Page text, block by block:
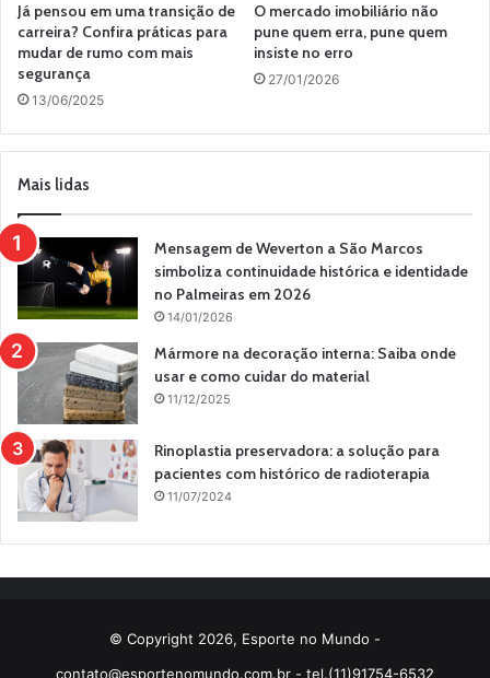
Já pensou em uma transição de
carreira? Confira práticas para
mudar de rumo com mais
segurança
13/06/2025
O mercado imobiliário não
pune quem erra, pune quem
insiste no erro
27/01/2026
Mais lidas
Mensagem de Weverton a São Marcos
simboliza continuidade histórica e identidade
no Palmeiras em 2026
14/01/2026
Mármore na decoração interna: Saiba onde
usar e como cuidar do material
11/12/2025
Rinoplastia preservadora: a solução para
pacientes com histórico de radioterapia
11/07/2024
© Copyright 2026, Esporte no Mundo -
contato@esportenomundo.com.br - tel.(11)91754-6532